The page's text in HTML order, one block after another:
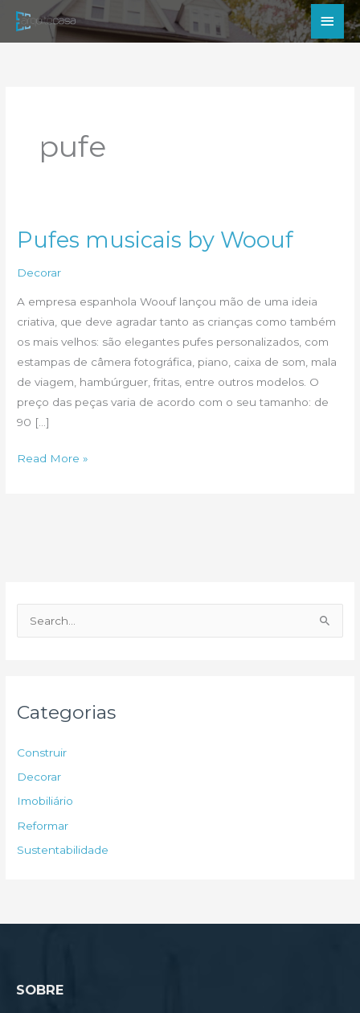
para
pufe
Pufes musicais by Woouf
Decorar
A empresa espanhola Woouf lançou mão de uma ideia
criativa, que deve agradar tanto as crianças como também
os mais velhos: são elegantes pufes personalizados, com
estampas de câmera fotográfica, piano, caixa de som, mala
de viagem, hambúrguer, fritas, entre outros modelos. O
preço das peças varia de acordo com o seu tamanho: de
90 […]
Pufes
Read More »
e
p
o
r
Categorias
Construir
Decorar
Imobiliário
Reformar
Sustentabilidade
SOBRE